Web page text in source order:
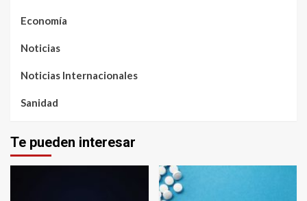
Economía
Noticias
Noticias Internacionales
Sanidad
Te pueden interesar